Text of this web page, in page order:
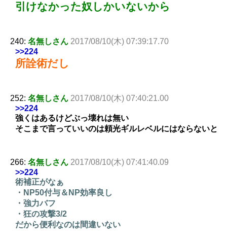
引けなかった奴しかいないから
240: 名無しさん 2017/08/10(木) 07:39:17.70
>>224
所詮術だし
252: 名無しさん 2017/08/10(木) 07:40:21.00
>>224
強くはあるけどぶっ壊れは無い
そこまで言っていいのは頼光ギルレベルにはならないと
266: 名無しさん 2017/08/10(木) 07:41:40.09
>>224
術補正がなぁ
・NP50付与＆NP効率良し
・強力バフ
・狂の攻撃3/2
だから便利なのは間違いない